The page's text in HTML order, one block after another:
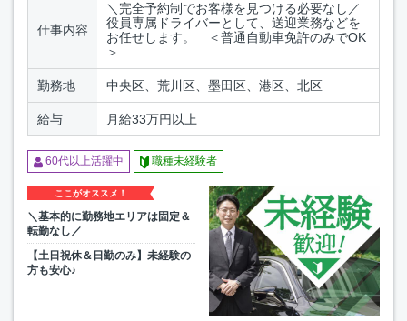
仕事内容
＼完全予約制でお客様を見つける必要なし／
役員専属ドライバーとして、送迎業務などを
お任せします。 ＜普通自動車免許のみでOK
＞
勤務地 中央区、荒川区、墨田区、港区、北区
給与 月給33万円以上
60代以上活躍中 職種未経験者
ここがオススメ！
＼基本的に勤務地エリアは固定＆
転勤なし／
【土日祝休＆日勤のみ】未経験の
方も安心♪